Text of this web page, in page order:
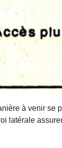
à venir se
latérale